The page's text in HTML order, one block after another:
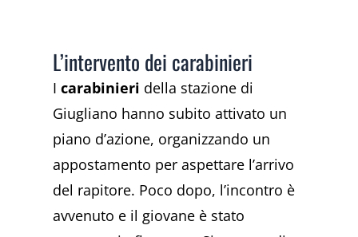
L’intervento dei carabinieri
Icarabinieri della stazione di
Giugliano hanno subito attivato un
piano d’azione, organizzando un
appostamento per aspettare l’arrivo
del rapitore. Poco dopo, l’incontro è
avvenuto e il giovane è stato